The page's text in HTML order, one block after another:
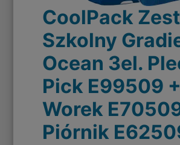
CoolPack
Szkolny
Ocean 3el.
Pick E99509 +
Worek
Piórnik